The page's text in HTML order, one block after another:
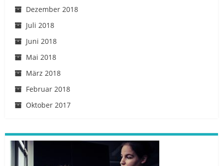
Dezember 2018
Juli 2018
Juni 2018
Mai 2018
März 2018
Februar 2018
Oktober 2017